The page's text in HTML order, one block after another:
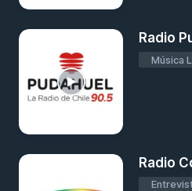
Radio
Música
Radio